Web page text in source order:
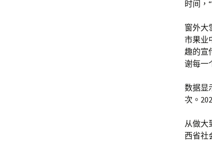
时间，
窗外大
市果业
趣的宣
谢每一
数据显
次。
从做大
西省社